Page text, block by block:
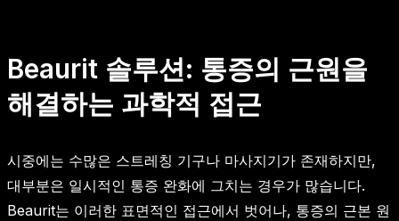
Beaurit 솔루션: 통증의 근원을
해결하는 과학적 접근
시중에는 수많은 스트레칭 기구나 마사지기가 존재하지만,
대부분은 일시적인 통증 완화에 그치는 경우가 많습니다.
Beaurit는 이러한 표면적인 접근에서 벗어나, 통증의 근본 원